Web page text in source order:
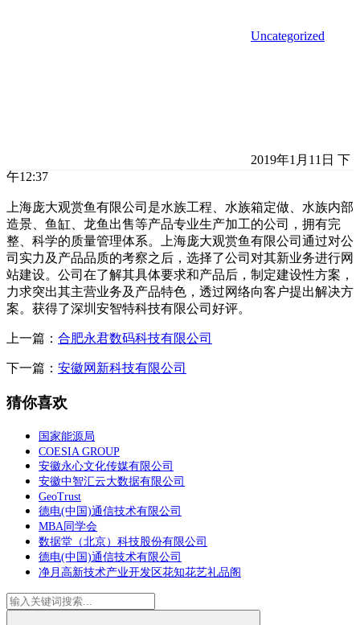
Uncategorized
2019年1月11日 下
午12:37
上海庞大观赏鱼有限公司是水族工程、水族箱定做、水族内部
造景、鱼缸、龙鱼出售等产品专业生产加工的公司，拥有完
整、科学的质量管理体系。上海庞大观赏鱼有限公司通过对公
司实力及产品品质的考察之后，选择了公司对其新业务进行网
站建设。公司在了解其具体要求和产品后，制定建设性方案，
力求突出其主营业务及产品特色，透过网络向客户提出解决方
案。获得了深圳安智特科技有限公司好评。
上一篇： 合肥永君数码科技有限公司
下一篇： 安徽网新科技有限公司
猜你喜欢
国家能源局
COESIA GROUP
安徽永心文化传媒有限公司
安徽中智汇云大数据有限公司
GeoTrust
德电(中国)通信技术有限公司
MBA同学会
数据堂（北京）科技股份有限公司
德电(中国)通信技术有限公司
净月高新技术产业开发区花知花艺礼品阁